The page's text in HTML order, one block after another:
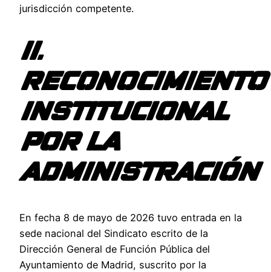
jurisdicción competente.
II.
RECONOCIMIENTO
INSTITUCIONAL
POR LA
ADMINISTRACIÓN
En fecha 8 de mayo de 2026 tuvo entrada en la
sede nacional del Sindicato escrito de la
Dirección General de Función Pública del
Ayuntamiento de Madrid, suscrito por la